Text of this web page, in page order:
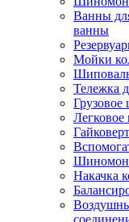
Ванны
ванны
Мойки
Тележка
Накачка